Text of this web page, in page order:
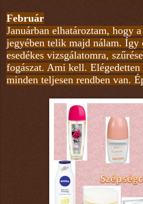
Február
Januárban elhatároztam, hogy
jegyében telik majd nálam. Így
esedékes vizsgálatomra,
fogászat. Ami kell.
minden teljesen rendben van.